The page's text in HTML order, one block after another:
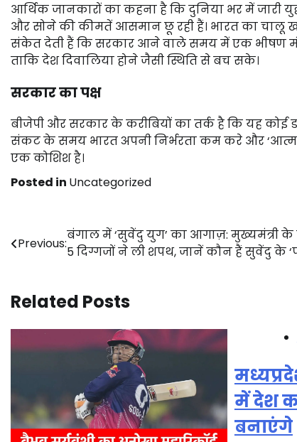
आर्थिक जानकारों का कहना है कि दुनिया भर में
और सोने की कीमतें आसमान छू रही हैं। भारत का चालू
संकेत देती हैं कि सरकार आने वाले समय में एक भीषण
ताकि देश दिवालिया होने जैसी स्थिति से बच सके।
सरकार का पक्ष
बीजेपी और सरकार के करीबियों का तर्क है कि यह कोई
संकट के समय भारत अपनी निर्भरता कम करे और
एक कोशिश है।
Posted in Uncategorized
Post
Previous:
बंगाल में ‘सुवेंदु युग’ का आगाज़: मुख्यमंत्री
5 दिग्गजों ने ली शपथ, जानें कौन हैं सुवेंदु के
Related Posts
में देश
बनाएंगे